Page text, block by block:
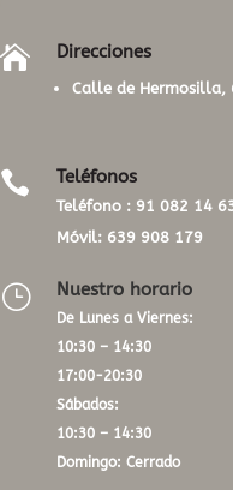
 Direcciones
Calle de Hermosilla,
 Teléfonos
Teléfono : 91 082 14
Móvil: 639 908 179
} Nuestro horario
De Lunes a Viernes:
10:30 – 14:30
17:00-20:30
Sábados:
10:30 – 14:30
Domingo: Cerrado